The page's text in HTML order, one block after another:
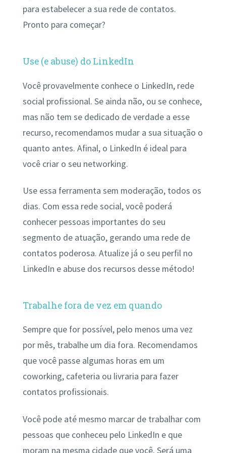
para estabelecer a sua rede de contatos.
Pronto para começar?
Use (e abuse) do LinkedIn
Você provavelmente conhece o LinkedIn, rede
social profissional. Se ainda não, ou se conhece,
mas não tem se dedicado de verdade a esse
recurso, recomendamos mudar a sua situação o
quanto antes. Afinal, o LinkedIn é ideal para
você criar o seu networking.
Use essa ferramenta sem moderação, todos os
dias. Com essa rede social, você poderá
conhecer pessoas importantes do seu
segmento de atuação, gerando uma rede de
contatos poderosa. Atualize já o seu perfil no
LinkedIn e abuse dos recursos desse método!
Trabalhe fora de vez em quando
Sempre que for possível, pelo menos uma vez
por mês, trabalhe um dia fora. Recomendamos
que você passe algumas horas em um
coworking, cafeteria ou livraria para fazer
contatos profissionais.
Você pode até mesmo marcar de trabalhar com
pessoas que conheceu pelo LinkedIn e que
moram na mesma cidade que você. Será uma